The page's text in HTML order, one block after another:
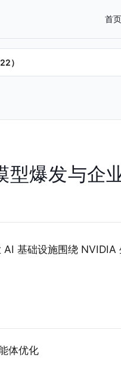
首页
）
爆发与企
基础设施围绕 NVIDIA
体优化